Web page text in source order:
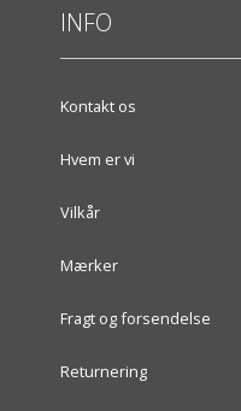
INFO
Kontakt os
Hvem er vi
Vilkår
Mærker
Fragt og forsendelse
Returnering